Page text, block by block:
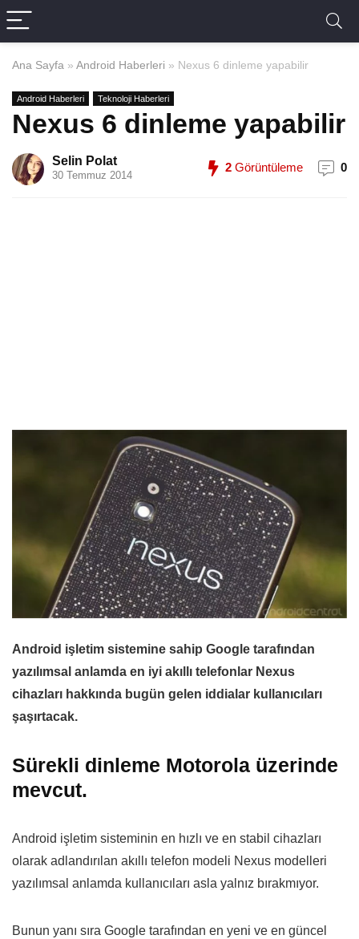
Ana Sayfa » Android Haberleri » Nexus 6 dinleme yapabilir
Android Haberleri Teknoloji Haberleri
Nexus 6 dinleme yapabilir
Selin Polat
30 Temmuz 2014
2 Görüntüleme 0
Android işletim sistemine sahip Google tarafından
yazılımsal anlamda en iyi akıllı telefonlar Nexus
cihazları hakkında bugün gelen iddialar kullanıcıları
şaşırtacak.
Sürekli dinleme Motorola üzerinde
mevcut.
Android işletim sisteminin en hızlı ve en stabil cihazları
olarak adlandırılan akıllı telefon modeli Nexus modelleri
yazılımsal anlamda kullanıcıları asla yalnız bırakmıyor.
Bunun yanı sıra Google tarafından en yeni ve en güncel